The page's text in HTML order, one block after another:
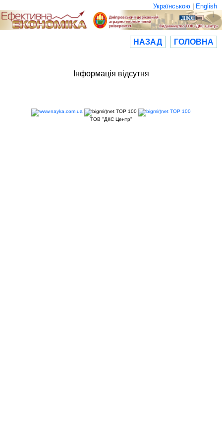
Українською English
НАЗАД ГОЛОВНА
Інформація відсутня
ТОВ "ДКС Центр"